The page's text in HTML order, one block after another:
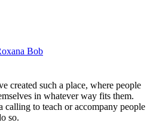
Bob
created such a place, where people
in whatever way fits them.
calling to teach or accompany people
so.